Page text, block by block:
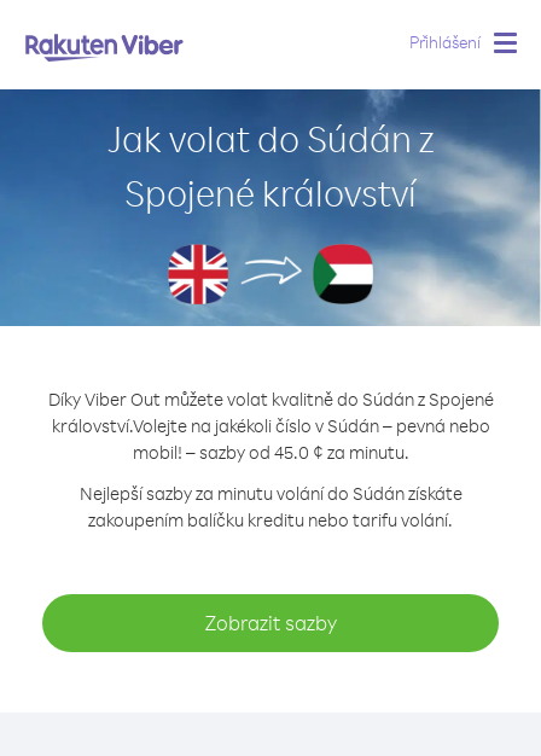
Přihlášení
Jak volat do Súdán z
Spojené království
Díky Viber Out můžete volat kvalitně do Súdán z Spojené
království.Volejte na jakékoli číslo v Súdán – pevná nebo
mobil! – sazby od 45.0 ¢ za minutu.
Nejlepší sazby za minutu volání do Súdán získáte
zakoupením balíčku kreditu nebo tarifu volání.
Zobrazit sazby